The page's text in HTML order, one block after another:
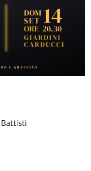
Battisti